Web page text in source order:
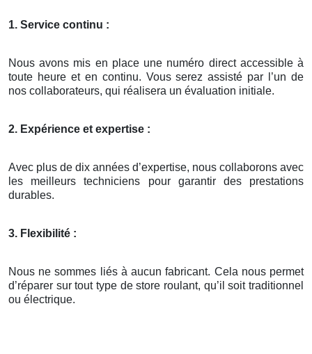
1. Service continu :
Nous avons mis en place une numéro direct accessible à
toute heure et en continu. Vous serez assisté par l’un de
nos collaborateurs, qui réalisera un évaluation initiale.
2. Expérience et expertise :
Avec plus de dix années d’expertise, nous collaborons avec
les meilleurs techniciens pour garantir des prestations
durables.
3. Flexibilité :
Nous ne sommes liés à aucun fabricant. Cela nous permet
d’réparer sur tout type de store roulant, qu’il soit traditionnel
ou électrique.